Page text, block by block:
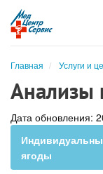
Главная Услуги и
Анализы
Дата обновления:
ягоды